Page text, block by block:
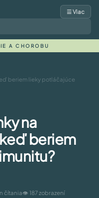
☰ Viac
A CHOROBU
beriem lieky potláčajúce
na
beriem
čítania👁 187 zobrazení